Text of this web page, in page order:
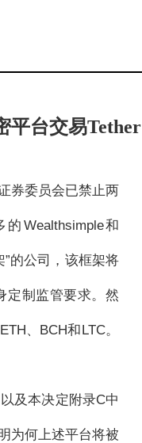
平台交易Tether
券委员会已禁止两
Wealthsimple和
的公司，该框架将
定制监管要求。然
、BCH和LTC。
及本决定附录C中
为何上述平台将被